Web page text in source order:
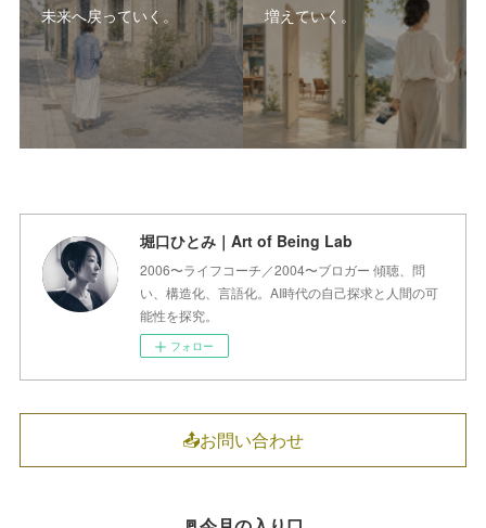
未来へ戻っていく。
増えていく。
堀口ひとみ｜Art of Being Lab
2006〜ライフコーチ／2004〜ブロガー 傾聴、問
い、構造化、言語化。AI時代の自己探求と人間の可
能性を探究。
フォロー
📤お問い合わせ